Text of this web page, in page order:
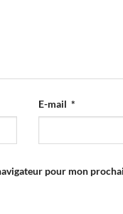
E-mail *
pour mon